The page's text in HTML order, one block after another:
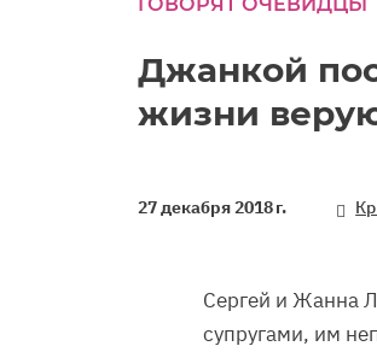
seconds Volume
ГОВОРЯТ ОЧЕВИДЦЫ
Джанкой
жизни
27 декабря 2018 г.
Сергей и Жанна
супругами, им